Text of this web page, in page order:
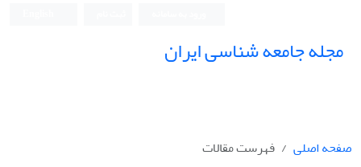
مجله جامعه شناسی ایران
صفحه اصلی
فهرست مقالات